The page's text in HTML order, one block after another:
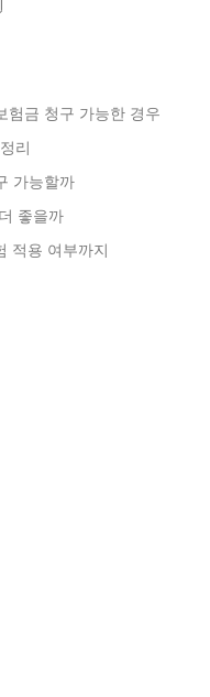
험금 청구 가능한 경우
리
가능할까
좋을까
적용 여부까지